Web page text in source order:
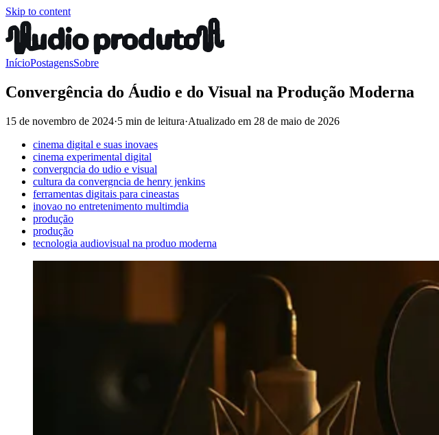
Skip to content
InícioPostagensSobre
Convergência do Áudio e do Visual na Produção Moderna
15 de novembro de 2024·5 min de leitura·Atualizado em 28 de maio de 2026
cinema digital e suas inovaes
cinema experimental digital
convergncia do udio e visual
cultura da convergncia de henry jenkins
ferramentas digitais para cineastas
inovao no entretenimento multimdia
produção
produção
tecnologia audiovisual na produo moderna